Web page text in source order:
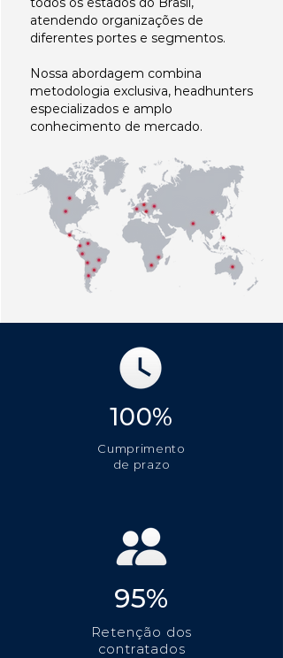
atendendo organizações de
diferentes portes e segmentos.
Nossa abordagem combina
metodologia exclusiva, headhunters
especializados e amplo
conhecimento de mercado.
100%
Cumprimento
de prazo
95%
Retenção dos
contratados